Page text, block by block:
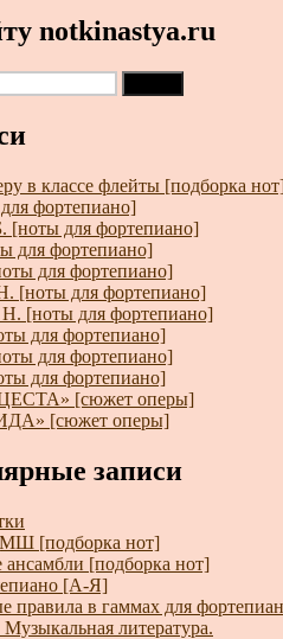
notkinastya.ru
в классе флейты [подборка
фортепиано]
[ноты для фортепиано]
для фортепиано]
для фортепиано]
[ноты для фортепиано]
[ноты для фортепиано]
для фортепиано]
для фортепиано]
для фортепиано]
[сюжет оперы]
[сюжет оперы]
записи
[подборка нот]
[подборка нот]
[А-Я]
правила в гаммах для
литература.